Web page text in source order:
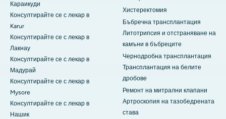
Караикуди
Консултирайте се с лекар в
Karur
Консултирайте се с лекар в
Лакнау
Консултирайте се с лекар в
Мадурай
Консултирайте се с лекар в
Mysore
Консултирайте се с лекар в
Нашик
Хистеректомия
Бъбречна трансплантация
Литотрипсия и отстраняване на
камъни в бъбреците
Чернодробна трансплантация
Трансплантация на белите
дробове
Ремонт на митрални клапани
Артроскопия на тазобедрената
става